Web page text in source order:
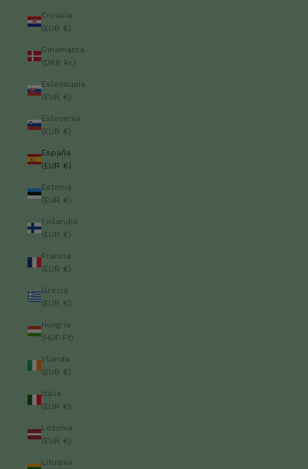
Croacia
(EUR €)
Dinamarca
(DKK kr.)
Eslovaquia
(EUR €)
Eslovenia
(EUR €)
España
(EUR €)
Estonia
(EUR €)
Finlandia
(EUR €)
Francia
(EUR €)
Grecia
(EUR €)
Hungría
(HUF Ft)
Irlanda
(EUR €)
Italia
(EUR €)
Letonia
(EUR €)
Lituania